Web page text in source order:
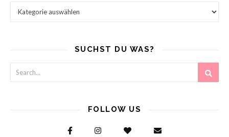
SUCHST DU WAS?
FOLLOW US